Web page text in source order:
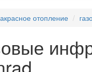
отопление